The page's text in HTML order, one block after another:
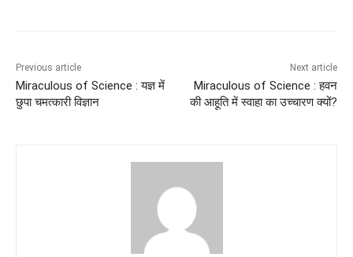
Previous article
Miraculous of Science : यज्ञ में
छुपा चमत्कारी विज्ञान
Next article
Miraculous of Science : हवन
की आहूति में स्वाहा का उच्चारण क्यों?